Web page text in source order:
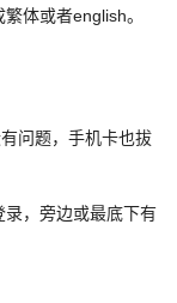
体或者english。
问题，手机卡也拔
，旁边或最底下有